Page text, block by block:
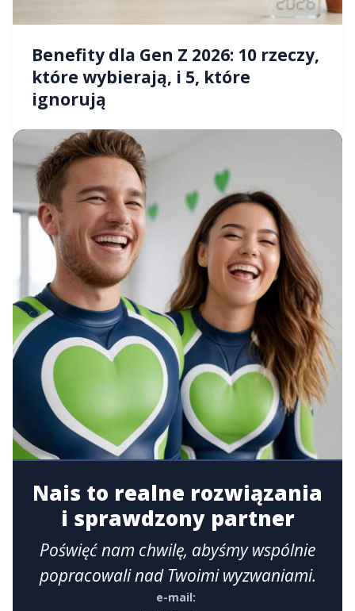
Benefity dla Gen Z 2026: 10 rzeczy,
które wybierają, i 5, które
ignorują
Nais to realne rozwiązania
i sprawdzony partner
Poświęć nam chwilę, abyśmy wspólnie
popracowali nad Twoimi wyzwaniami.
e-mail: